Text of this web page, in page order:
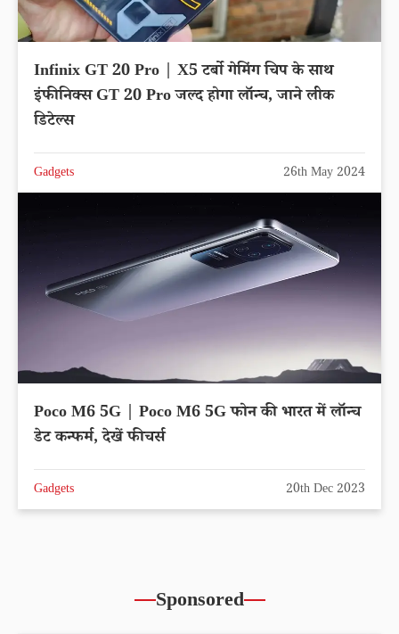
Infinix GT 20 Pro | X5 टर्बो गेमिंग चिप के साथ
इंफीनिक्स GT 20 Pro जल्द होगा लॉन्च, जाने लीक
डिटेल्स
Gadgets 26th May 2024
Poco M6 5G | Poco M6 5G फोन की भारत में लॉन्च
डेट कन्फर्म, देखें फीचर्स
Gadgets 20th Dec 2023
Sponsored